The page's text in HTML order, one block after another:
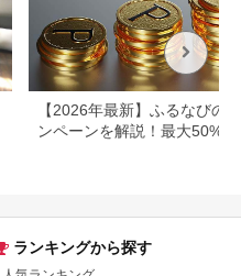
【2026年最新】ふるなびの
ンペーンを解説！最大50%還
ランキングから探す